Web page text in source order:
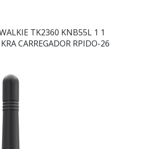
TK2360 KNB55L 1 1
CARREGADOR RPIDO-26